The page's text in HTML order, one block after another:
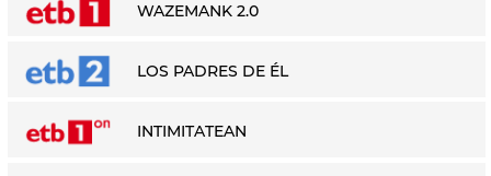
WAZEMANK 2.0
LOS PADRES DE ÉL
INTIMITATEAN